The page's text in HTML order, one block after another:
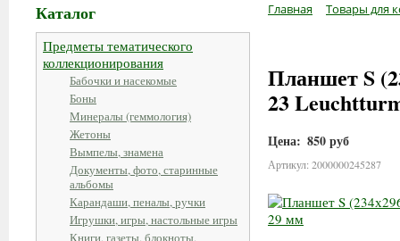
Каталог
Предметы тематического
коллекционирования
Бабочки и насекомые
Боны
Минералы (геммология)
Жетоны
Вымпелы, знамена
Документы, фото, старинные
альбомы
Карандаши, пеналы, ручки
Игрушки, игры, настольные игры
Книги, газеты, блокноты,
Главная Товары для
Планшет S
23
Цена: 850 руб
Артикул: 2000000245287